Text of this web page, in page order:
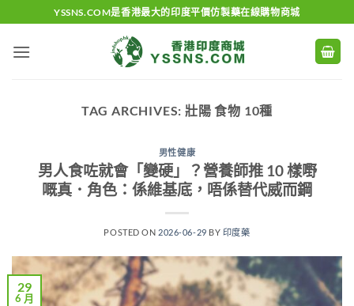
to
content
YSSNS.COM是香港最大的印度平價仿製藥在線購物商城
TAG ARCHIVES: 壯陽 食物 10種
男性健康
男人食咗就會「變硬」？營養師推 10 樣嘢
嘅真．角色：係維基底，唔係替代威而鋼
POSTED ON 2026-06-29 BY 印度藥
29
6 月